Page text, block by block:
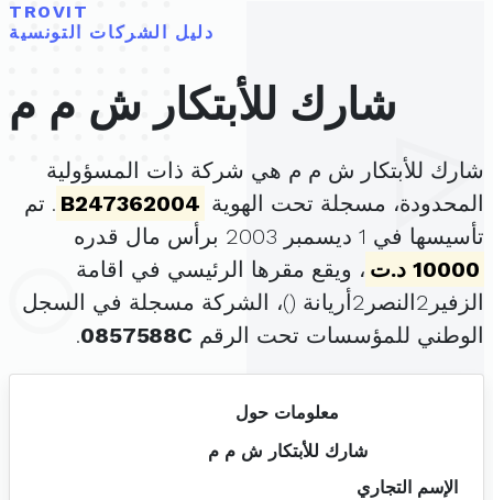
TROVIT
دليل الشركات التونسية
شارك للأبتكار ش م م
شارك للأبتكار ش م م هي شركة ذات المسؤولية
المحدودة، مسجلة تحت الهوية B247362004 . تم
تأسيسها في 1 ديسمبر 2003 برأس مال قدره
10000 د.ت
، ويقع مقرها الرئيسي في اقامة
الزفير2النصر2أريانة (
)، الشركة مسجلة في السجل
الوطني للمؤسسات تحت الرقم 0857588C
.
معلومات حول
شارك للأبتكار ش م م
الإسم التجاري